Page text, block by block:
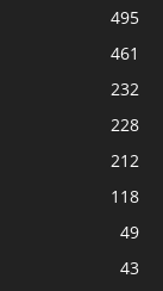
495
461
232
228
212
118
49
43